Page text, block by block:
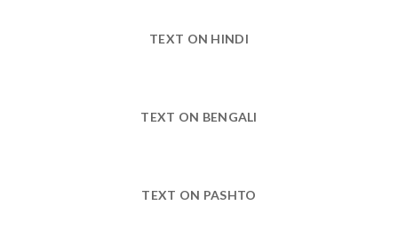
TEXT ON HINDI
TEXT ON BENGALI
TEXT ON PASHTO